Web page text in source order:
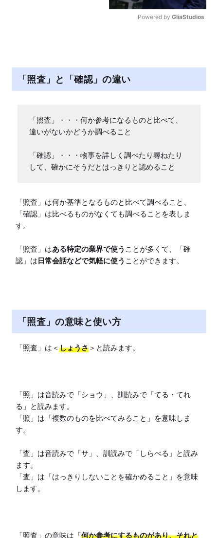
Powered by GliaStudios
「照査」と「確認」の違い
「照査」・・・何か参考になるものと比べて、
違いがないかどうか調べること
「確認」・・・物事を詳しく調べたり尋ねたり
して、確かにそうだとはっきりと認めること
「照査」は何か基準となるものと比べて調べること、
「確認」は比べるものがなくても調べることを表しま
す。
「照査」はある特定の業界で使う ことが多くて、「確
認」は 日常会話などで気軽に使う ことができます。
「照査」の意味と使い方
「照査」は＜しょうさ＞と読みます。
「照」は音読みで「ショウ」、訓読みで「てる・てれ
る」と読みます。
「照」は「複数のものを比べてみること」を意味しま
す。
「査」は音読みで「サ」、訓読みで「しらべる」と読み
ます。
「査」は「はっきりしないことを確かめること」を意味
します。
「照査」の意味は「何か参考にするものがあり、それと